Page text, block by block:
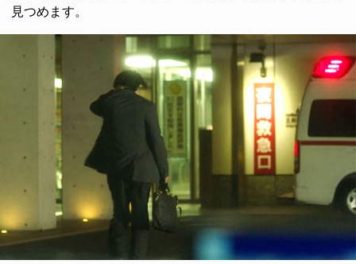
見つめます。